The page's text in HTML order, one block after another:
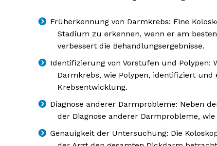
Früherkennung von Darmkrebs: Eine
Stadium zu erkennen, wenn er am
verbessert die Behandlungsergebnisse.
Identifizierung von Vorstufen und Polypen:
Darmkrebs, wie Polypen, identifiziert
Krebsentwicklung.
Diagnose anderer Darmprobleme: Neben
der Diagnose anderer Darmprobleme,
Genauigkeit der Untersuchung: Die